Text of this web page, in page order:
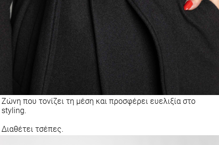
Ζώνη που τονίζει τη μέση και προσφέρει ευελιξία στο
styling.
Διαθέτει τσέπες.